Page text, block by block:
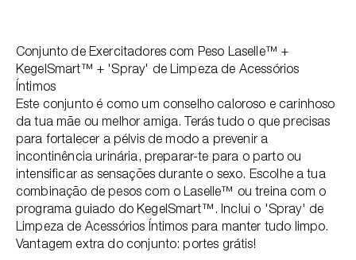
Conjunto de Exercitadores com Peso Laselle™ +
KegelSmart™ + 'Spray' de Limpeza de Acessórios
Íntimos
Este conjunto é como um conselho caloroso e carinhoso
da tua mãe ou melhor amiga. Terás tudo o que precisas
para fortalecer a pélvis de modo a prevenir a
incontinência urinária, preparar-te para o parto ou
intensificar as sensações durante o sexo. Escolhe a tua
combinação de pesos com o Laselle™ ou treina com o
programa guiado do KegelSmart™. Inclui o 'Spray' de
Limpeza de Acessórios Íntimos para manter tudo limpo.
Vantagem extra do conjunto: portes grátis!